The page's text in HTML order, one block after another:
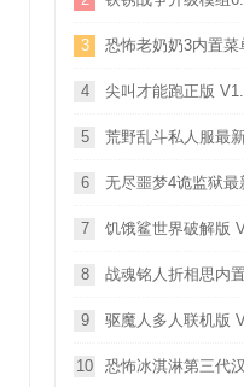
3 恐怖老奶奶3内置
4 尖叫才能跑正版
5 荒野乱斗私人服最
6 无尽噩梦4诡监狱
7 饥饿鲨世界破解版
8 战魂铭人折相思内
9 驱魔人多人联机版
10 恐怖冰淇淋第三代